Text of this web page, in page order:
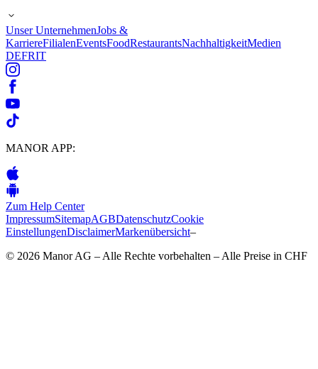
Unser UnternehmenJobs &
KarriereFilialenEventsFoodRestaurantsNachhaltigkeitMedien
DEFRIT
MANOR APP:
Zum Help Center
ImpressumSitemapAGBDatenschutzCookie
EinstellungenDisclaimerMarkenübersicht–
© 2026 Manor AG – Alle Rechte vorbehalten – Alle Preise in CHF